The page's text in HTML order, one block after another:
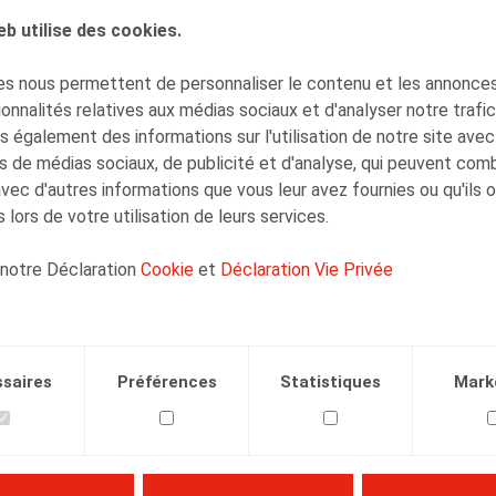
utilise des cookies.
nous permettent de personnaliser le contenu et les
relatives aux médias sociaux et d'analyser notre
également des informations sur l'utilisation de notre site
de médias sociaux, de publicité et d'analyse, qui peuvent
d'autres informations que vous leur avez fournies ou qu'ils
de votre utilisation de leurs services.
Déclaration Cookie et Déclaration Vie Privée
Préférences Statistiques
Marine Havelange
Collaborateur